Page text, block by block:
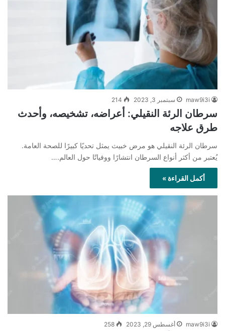
maw9i3i سبتمبر 3, 2023 214
سرطان الرئة النقيلي: أعراضه، تشخيصه، وأحدث
طرق علاجه
سرطان الرئة النقيلي هو مرض خبيث يمثل تحديًا كبيرًا للصحة العامة.
يُعتبر من أكثر أنواع السرطان انتشارًا ووفياتًا حول العالم.…
أكمل القراءة »
maw9i3i أغسطس 29, 2023 258